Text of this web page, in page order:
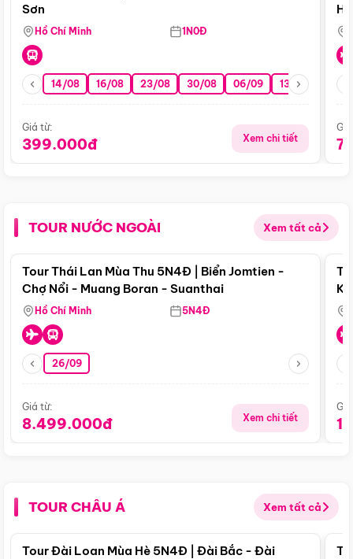
Sơn
Hồ Chí Minh 1N0Đ
14/08 16/08 23/08 30/08 06/09 13/09 20/09
Giá từ:
399.000đ Xem chi tiết
TOUR NƯỚC NGOÀI Xem tất cả
Điểm nổi bật
Tour Thái Lan Mùa Thu 5N4Đ | Biển Jomtien -
Chợ Nổi - Muang Boran - Suanthai
Hồ Chí Minh 5N4Đ
26/09
Giá từ:
8.499.000đ Xem chi tiết
TOUR CHÂU Á Xem tất cả
Điểm nổi bật
Tour Đài Loan Mùa Hè 5N4Đ | Đài Bắc - Đài